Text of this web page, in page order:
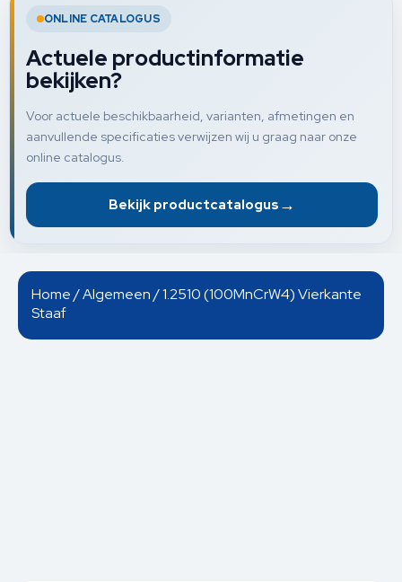
ONLINE CATALOGUS
Actuele productinformatie
bekijken?
Voor actuele beschikbaarheid, varianten, afmetingen en
aanvullende specificaties verwijzen wij u graag naar onze
online catalogus.
Bekijk productcatalogus →
Home/Algemeen/ 1.2510 (100MnCrW4) Vierkante
Staaf